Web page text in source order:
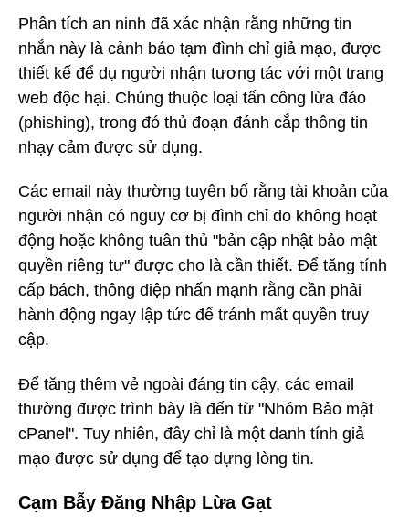
Phân tích an ninh đã xác nhận rằng những tin
nhắn này là cảnh báo tạm đình chỉ giả mạo, được
thiết kế để dụ người nhận tương tác với một trang
web độc hại. Chúng thuộc loại tấn công lừa đảo
(phishing), trong đó thủ đoạn đánh cắp thông tin
nhạy cảm được sử dụng.
Các email này thường tuyên bố rằng tài khoản của
người nhận có nguy cơ bị đình chỉ do không hoạt
động hoặc không tuân thủ "bản cập nhật bảo mật
quyền riêng tư" được cho là cần thiết. Để tăng tính
cấp bách, thông điệp nhấn mạnh rằng cần phải
hành động ngay lập tức để tránh mất quyền truy
cập.
Để tăng thêm vẻ ngoài đáng tin cậy, các email
thường được trình bày là đến từ "Nhóm Bảo mật
cPanel". Tuy nhiên, đây chỉ là một danh tính giả
mạo được sử dụng để tạo dựng lòng tin.
Cạm Bẫy Đăng Nhập Lừa Gạt